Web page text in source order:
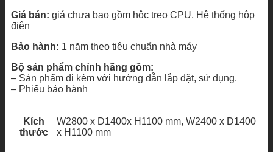
Giá bán: giá chưa bao gồm hộc treo CPU, Hệ thống hộp
điện
Bảo hành: 1 năm theo tiêu chuẩn nhà máy
Bộ sản phẩm chính hãng gồm:
– Sản phẩm đi kèm với hướng dẫn lắp đặt, sử dụng.
– Phiếu bảo hành
Kích
thước
W2800 x D1400x H1100 mm, W2400 x D1400
x H1100 mm